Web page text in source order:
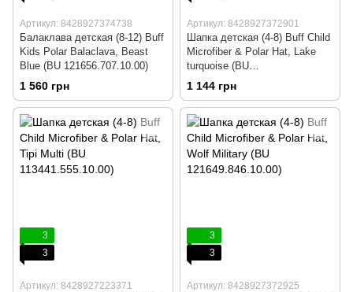
Артикул: 8428927374738
Балаклава детская (8-12) Buff
Kids Polar Balaclava, Beast
Blue (BU 121656.707.10.00)
1 560 грн
Артикул: 8428927372901
Шапка детская (4-8) Buff Child
Microfiber & Polar Hat, Lake
turquoise (BU
121647.789.10.00)
1 144 грн
3
3
Артикул: 8428927223371
3
3
Артикул: 8428927372925